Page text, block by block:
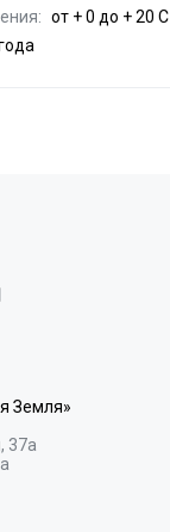
от + 0 до + 20 С
Земля»
37а